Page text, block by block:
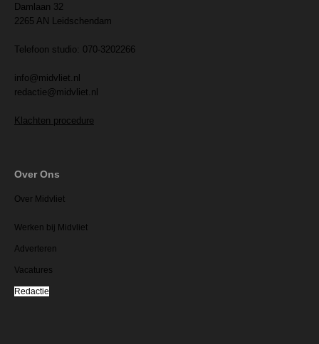
Damlaan 32
2265 AN Leidschendam
Telefoon studio: 070-3202266
info@midvliet.nl
redactie@midvliet.nl
Klachten procedure
Over Ons
Over Midvliet
Werken bij Midvliet
Adverteren
Vacatures
Redactie